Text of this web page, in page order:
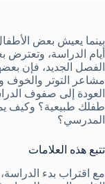
بينما يعيش بعض
أيام الدراسة،
الفصل الجديد، فإن
مشاعر التوتر والخوف
العودة إلى صفوف
طفلك طبيعية؟ وكيف
المدرسي؟
تتبع هذه العلامات
مع اقتراب بدء